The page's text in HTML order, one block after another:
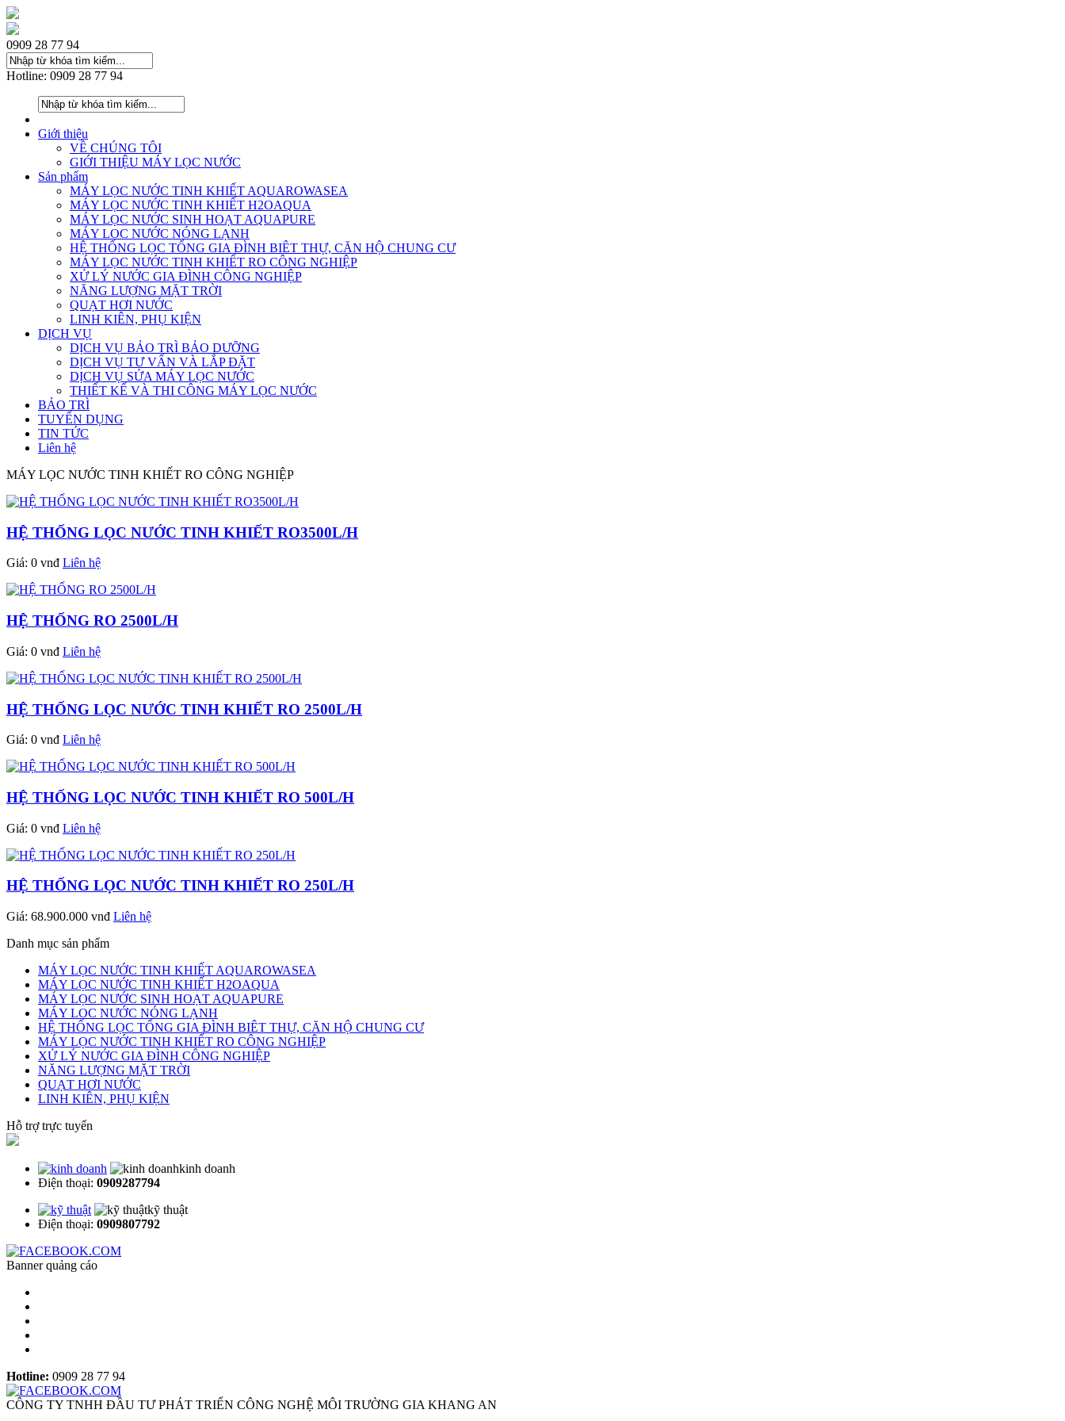
0909 28 77 94
Hotline: 0909 28 77 94
Giới thiệu
VỀ CHÚNG TÔI
GIỚI THIỆU MÁY LỌC NƯỚC
Sản phẩm
MÁY LỌC NƯỚC TINH KHIẾT AQUAROWASEA
MÁY LỌC NƯỚC TINH KHIẾT H2OAQUA
MÁY LỌC NƯỚC SINH HOẠT AQUAPURE
MÁY LOC NƯỚC NÓNG LẠNH
HỆ THỐNG LỌC TỔNG GIA ĐÌNH BIÊT THỰ, CĂN HỘ CHUNG CƯ
MÁY LỌC NƯỚC TINH KHIẾT RO CÔNG NGHIỆP
XỬ LÝ NƯỚC GIA ĐÌNH CÔNG NGHIỆP
NĂNG LƯỢNG MẶT TRỜI
QUẠT HƠI NƯỚC
LINH KIÊN, PHỤ KIỆN
DỊCH VỤ
DỊCH VỤ BẢO TRÌ BẢO DƯỠNG
DỊCH VỤ TƯ VẤN VÀ LẮP ĐẶT
DỊCH VỤ SỬA MÁY LỌC NƯỚC
THIẾT KẾ VÀ THI CÔNG MÁY LỌC NƯỚC
BẢO TRÌ
TUYỂN DỤNG
TIN TỨC
Liên hệ
MÁY LỌC NƯỚC TINH KHIẾT RO CÔNG NGHIỆP
HỆ THỐNG LỌC NƯỚC TINH KHIẾT RO3500L/H
Giá: 0 vnđ Liên hệ
HỆ THỐNG RO 2500L/H
Giá: 0 vnđ Liên hệ
HỆ THỐNG LỌC NƯỚC TINH KHIẾT RO 2500L/H
Giá: 0 vnđ Liên hệ
HỆ THỐNG LỌC NƯỚC TINH KHIẾT RO 500L/H
Giá: 0 vnđ Liên hệ
HỆ THỐNG LỌC NƯỚC TINH KHIẾT RO 250L/H
Giá: 68.900.000 vnđ Liên hệ
Danh mục sản phẩm
MÁY LỌC NƯỚC TINH KHIẾT AQUAROWASEA
MÁY LỌC NƯỚC TINH KHIẾT H2OAQUA
MÁY LỌC NƯỚC SINH HOẠT AQUAPURE
MÁY LOC NƯỚC NÓNG LẠNH
HỆ THỐNG LỌC TỔNG GIA ĐÌNH BIÊT THỰ, CĂN HỘ CHUNG CƯ
MÁY LỌC NƯỚC TINH KHIẾT RO CÔNG NGHIỆP
XỬ LÝ NƯỚC GIA ĐÌNH CÔNG NGHIỆP
NĂNG LƯỢNG MẶT TRỜI
QUẠT HƠI NƯỚC
LINH KIÊN, PHỤ KIỆN
Hỗ trợ trực tuyến
kinh doanh
Điện thoại: 0909287794
kỹ thuật
Điện thoại: 0909807792
Banner quảng cáo
Hotline: 0909 28 77 94
CÔNG TY TNHH ĐẦU TƯ PHÁT TRIỂN CÔNG NGHỆ MÔI TRƯỜNG GIA KHANG AN